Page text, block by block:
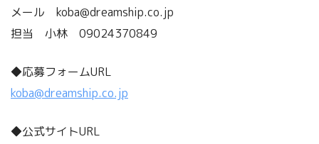
メール koba@dreamship.co.jp
担当 小林 09024370849
◆応募フォームURL
koba@dreamship.co.jp
◆公式サイトURL